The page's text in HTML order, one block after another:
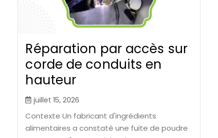
Réparation par accès sur
corde de conduits en
hauteur
juillet 15, 2026
Contexte Un fabricant d'ingrédients
alimentaires a constaté une fuite de poudre